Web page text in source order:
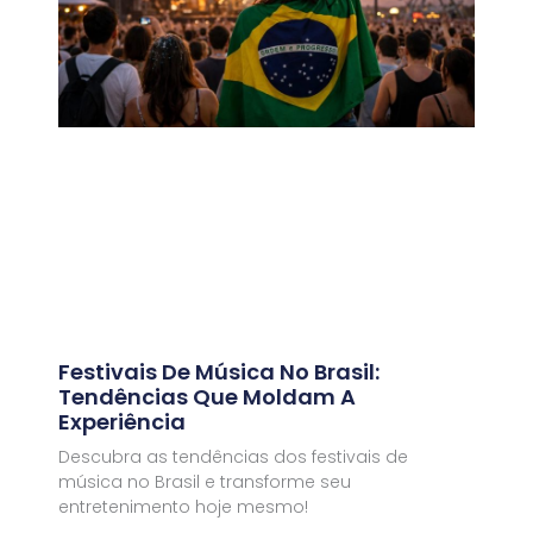
Festivais De Música No Brasil:
Tendências Que Moldam A
Experiência
Descubra as tendências dos festivais de
música no Brasil e transforme seu
entretenimento hoje mesmo!